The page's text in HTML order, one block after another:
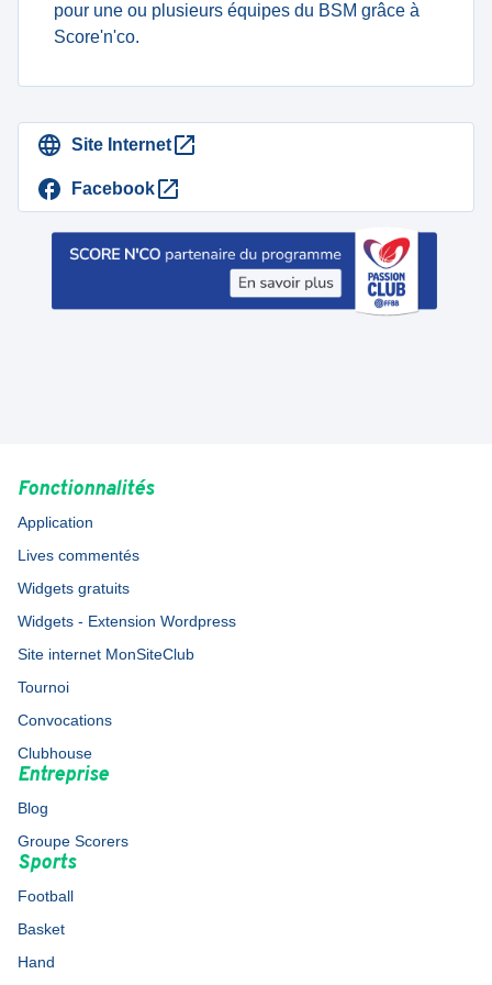
pour une ou plusieurs équipes du BSM grâce à
Score'n'co.
Site Internet
Facebook
Fonctionnalités
Application
Lives commentés
Widgets gratuits
Widgets - Extension Wordpress
Site internet MonSiteClub
Tournoi
Convocations
Clubhouse
Entreprise
Blog
Groupe Scorers
Sports
Football
Basket
Hand